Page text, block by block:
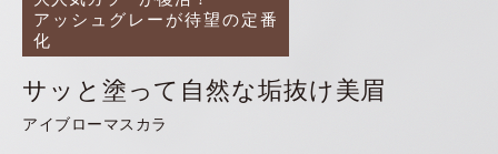
アッシュグレーが待望の定番
化
サッと塗って自然な垢抜け美眉
アイブローマスカラ